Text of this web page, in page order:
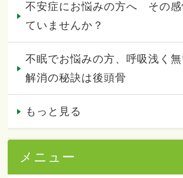
不安症にお悩みの方へ その感
ていませんか？
不眠でお悩みの方、呼吸浅く無
解消の秘訣は後頭骨
もっと見る
メニュー